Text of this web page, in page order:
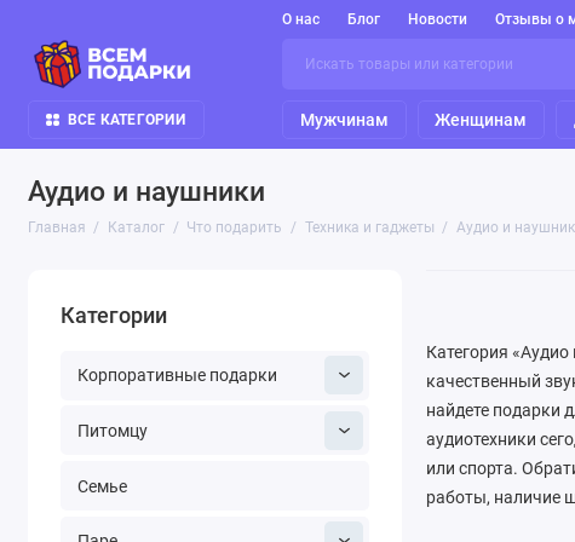
О нас Блог Новости Отзывы о
ВСЕ КАТЕГОРИИ Мужчинам Женщинам
Аудио и наушники
Главная Каталог Что подарить Техника и гаджеты Аудио и
Категории
Корпоративные подарки
Питомцу
Семье
Категория
качественный
найдете подарки
аудиотехники
или спорта.
работы, наличие